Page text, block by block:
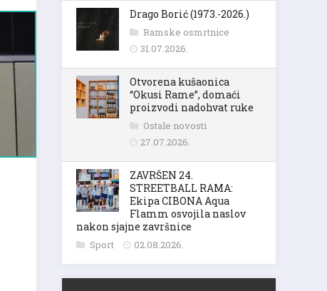
Drago Borić (1973.-2026.)
Ramske osmrtnice
31.07.2026.
Otvorena kušaonica
“Okusi Rame”, domaći
proizvodi nadohvat ruke
Ostale novosti
27.07.2026.
ZAVRŠEN 24.
STREETBALL RAMA:
Ekipa CIBONA Aqua
Flamm osvojila naslov
nakon sjajne završnice
Sport 02.08.2026.